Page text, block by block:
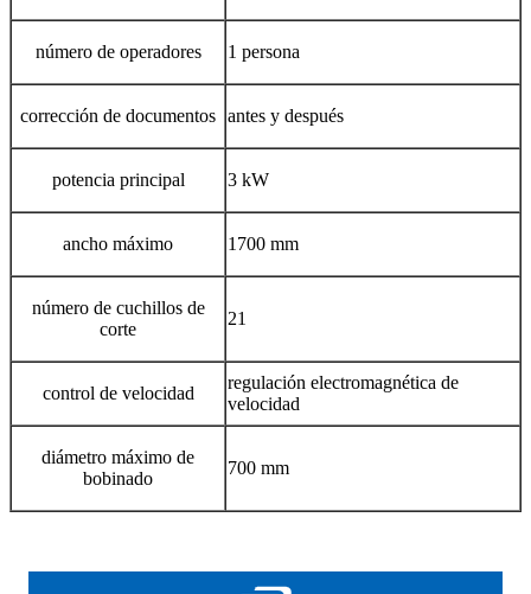
número de operadores 1 persona
corrección de documentos antes y después
potencia principal 3 kW
ancho máximo 1700 mm
número de cuchillos de
corte
21
control de velocidad
regulación electromagnética de
velocidad
diámetro máximo de
bobinado
700 mm